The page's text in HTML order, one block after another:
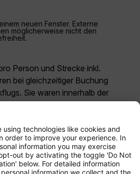
neuen Fenster. Externe
möglicherweise nicht den
Person und Strecke inkl.
bei gleichzeitiger Buchung
Sie waren innerhalb der
mehr aktuell. Bei den für die
Tarifen handelt es
Zero, unsere restriktivste
hierfür zusätzliche Gebühren
oder für andere optionale